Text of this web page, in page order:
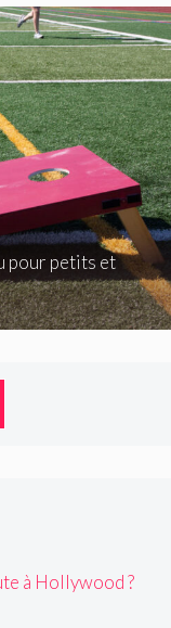
pour petits et
à Hollywood ?